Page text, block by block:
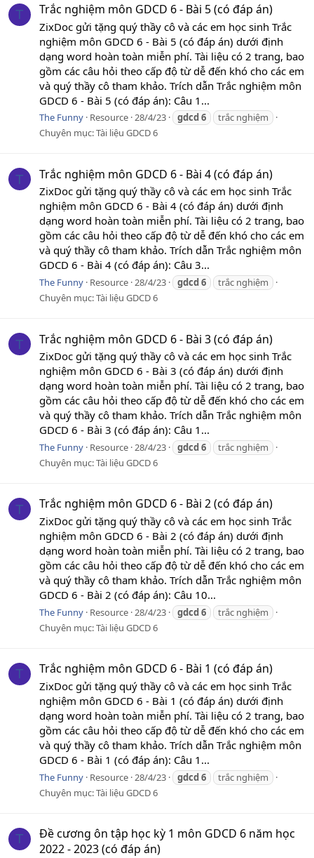
T Trắc nghiệm môn GDCD 6 - Bài 5 (có đáp án)
ZixDoc gửi tặng quý thầy cô và các em học sinh Trắc
nghiệm môn GDCD 6 - Bài 5 (có đáp án) dưới định
dạng word hoàn toàn miễn phí. Tài liệu có 2 trang, bao
gồm các câu hỏi theo cấp độ từ dễ đến khó cho các em
và quý thầy cô tham khảo. Trích dẫn Trắc nghiệm môn
GDCD 6 - Bài 5 (có đáp án): Câu 1...
The Funny Resource 28/4/23 gdcd 6
trắc nghiệm
Chuyên mục:Tài liệu GDCD 6
T Trắc nghiệm môn GDCD 6 - Bài 4 (có đáp án)
ZixDoc gửi tặng quý thầy cô và các em học sinh Trắc
nghiệm môn GDCD 6 - Bài 4 (có đáp án) dưới định
dạng word hoàn toàn miễn phí. Tài liệu có 2 trang, bao
gồm các câu hỏi theo cấp độ từ dễ đến khó cho các em
và quý thầy cô tham khảo. Trích dẫn Trắc nghiệm môn
GDCD 6 - Bài 4 (có đáp án): Câu 3...
The Funny Resource 28/4/23 gdcd6
trắc nghiệm
Chuyên mục:Tài liệu GDCD 6
T Trắc nghiệm môn GDCD 6 - Bài 3 (có đáp án)
ZixDoc gửi tặng quý thầy cô và các em học sinh Trắc
nghiệm môn GDCD 6 - Bài 3 (có đáp án) dưới định
dạng word hoàn toàn miễn phí. Tài liệu có 2 trang, bao
gồm các câu hỏi theo cấp độ từ dễ đến khó cho các em
và quý thầy cô tham khảo. Trích dẫn Trắc nghiệm môn
GDCD 6 - Bài 3 (có đáp án): Câu 1...
The Funny Resource 28/4/23 gdcd6
trắc nghiệm
Chuyên mục:Tài liệu GDCD 6
T Trắc nghiệm môn GDCD 6 - Bài 2 (có đáp án)
ZixDoc gửi tặng quý thầy cô và các em học sinh Trắc
nghiệm môn GDCD 6 - Bài 2 (có đáp án) dưới định
dạng word hoàn toàn miễn phí. Tài liệu có 2 trang, bao
gồm các câu hỏi theo cấp độ từ dễ đến khó cho các em
và quý thầy cô tham khảo. Trích dẫn Trắc nghiệm môn
GDCD 6 - Bài 2 (có đáp án): Câu 10...
The Funny Resource 28/4/23 gdcd6
trắc nghiệm
Chuyên mục:Tài liệu GDCD 6
T Trắc nghiệm môn GDCD 6 - Bài 1 (có đáp án)
ZixDoc gửi tặng quý thầy cô và các em học sinh Trắc
nghiệm môn GDCD 6 - Bài 1 (có đáp án) dưới định
dạng word hoàn toàn miễn phí. Tài liệu có 2 trang, bao
gồm các câu hỏi theo cấp độ từ dễ đến khó cho các em
và quý thầy cô tham khảo. Trích dẫn Trắc nghiệm môn
GDCD 6 - Bài 1 (có đáp án): Câu 1...
The Funny Resource 28/4/23 gdcd6
trắc nghiệm
Chuyên mục:Tài liệu GDCD 6
T
Đề cương ôn tập học kỳ 1 môn GDCD 6 năm học
2022 - 2023 (có đáp án)